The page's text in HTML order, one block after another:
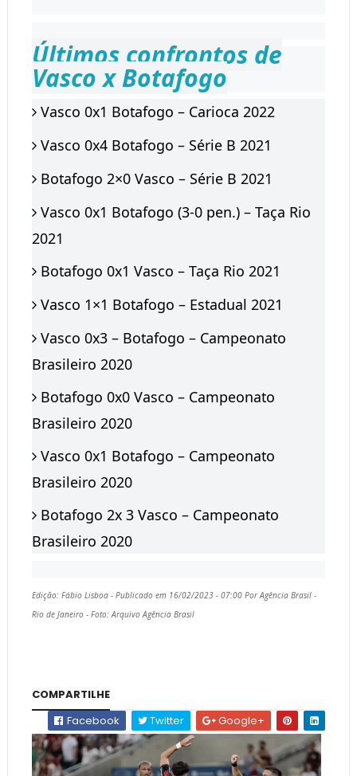
Últimos confrontos de
Vasco x Botafogo
Vasco 0x1 Botafogo – Carioca 2022
Vasco 0x4 Botafogo – Série B 2021
Botafogo 2×0 Vasco – Série B 2021
Vasco 0x1 Botafogo (3-0 pen.) – Taça Rio
2021
Botafogo 0x1 Vasco – Taça Rio 2021
Vasco 1×1 Botafogo – Estadual 2021
Vasco 0x3 – Botafogo – Campeonato
Brasileiro 2020
Botafogo 0x0 Vasco – Campeonato
Brasileiro 2020
Vasco 0x1 Botafogo – Campeonato
Brasileiro 2020
Botafogo 2x 3 Vasco – Campeonato
Brasileiro 2020
Edição: Fábio Lisboa - Publicado em 16/02/2023 - 07:00 Por Agência Brasil -
Rio de Janeiro - Foto: Arquivo Agência Brasil
COMPARTILHE
Facebook
Twitter Google+